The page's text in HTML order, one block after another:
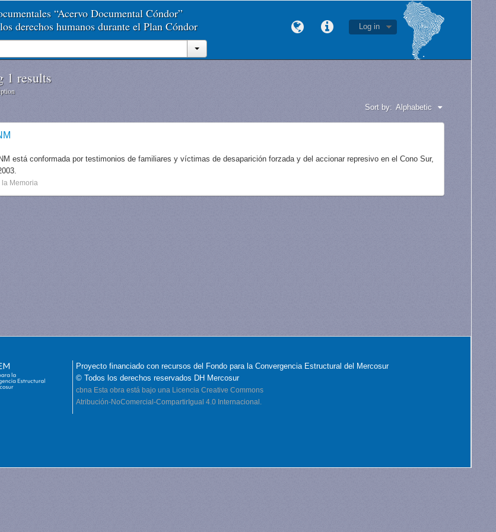
“Acervo Documental Cóndor”
derechos humanos durante el Plan Cóndor
Log in
1 results
Sort by: Alphabetic
está conformada por testimonios de familiares y víctimas de desaparición forzada y del accionar represivo en el Cono Sur,
Memoria
Proyecto financiado con recursos del Fondo para la Convergencia Estructural del Mercosur
© Todos los derechos reservados DH Mercosur
cbna Esta obra está bajo una Licencia Creative Commons
Atribución-NoComercial-CompartirIgual 4.0 Internacional.